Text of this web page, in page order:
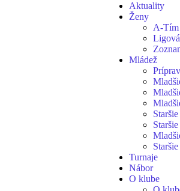
Aktuality
Ženy
A-Tím
Mládež
Turnaje
Nábor
O klube